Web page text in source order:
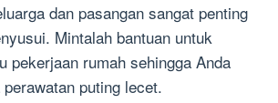
dan pasangan sangat penting
Mintalah bantuan untuk
pekerjaan rumah sehingga Anda
puting lecet.